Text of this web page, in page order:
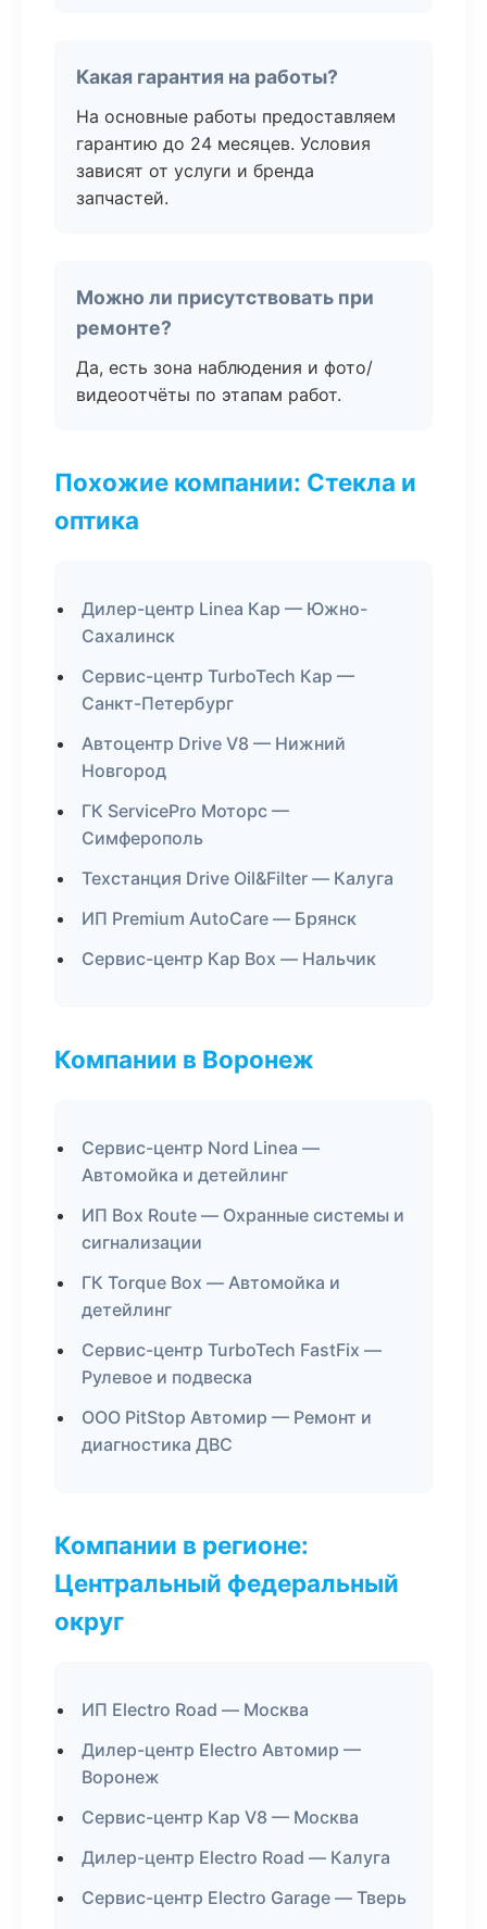
Какая гарантия на работы?
На основные работы предоставляем
гарантию до 24 месяцев. Условия
зависят от услуги и бренда
запчастей.
Можно ли присутствовать при
ремонте?
Да, есть зона наблюдения и фото/
видеоотчёты по этапам работ.
Похожие компании: Стекла и
оптика
Дилер-центр Linea Кар — Южно-
Сахалинск
Сервис-центр TurboTech Кар —
Санкт-Петербург
Автоцентр Drive V8 — Нижний
Новгород
ГК ServicePro Моторс —
Симферополь
Техстанция Drive Oil&Filter — Калуга
ИП Premium AutoCare — Брянск
Сервис-центр Кар Box — Нальчик
Компании в Воронеж
Сервис-центр Nord Linea —
Автомойка и детейлинг
ИП Box Route — Охранные системы и
сигнализации
ГК Torque Box — Автомойка и
детейлинг
Сервис-центр TurboTech FastFix —
Рулевое и подвеска
ООО PitStop Автомир — Ремонт и
диагностика ДВС
Компании в регионе:
Центральный федеральный
округ
ИП Electro Road — Москва
Дилер-центр Electro Автомир —
Воронеж
Сервис-центр Кар V8 — Москва
Дилер-центр Electro Road — Калуга
Сервис-центр Electro Garage — Тверь